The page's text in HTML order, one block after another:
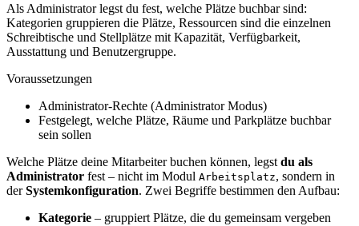
Als Administrator legst du fest, welche Plätze buchbar sind:
Kategorien gruppieren die Plätze, Ressourcen sind die einzelnen
Schreibtische und Stellplätze mit Kapazität, Verfügbarkeit,
Ausstattung und Benutzergruppe.
Voraussetzungen
Administrator-Rechte (Administrator Modus)
Festgelegt, welche Plätze, Räume und Parkplätze buchbar
sein sollen
Welche Plätze deine Mitarbeiter buchen können, legst du als
Administrator fest – nicht im Modul Arbeitsplatz, sondern in
derSystemkonfiguration. Zwei Begriffe bestimmen den Aufbau:
Kategorie – gruppiert Plätze, die du gemeinsam vergeben